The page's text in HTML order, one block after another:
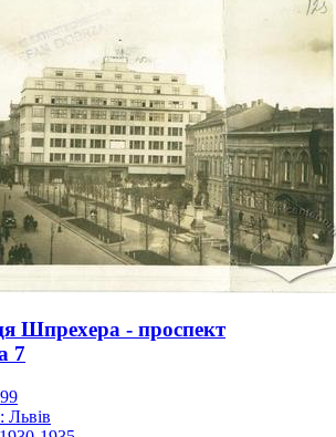
Шпрехера - проспект
7
Львів